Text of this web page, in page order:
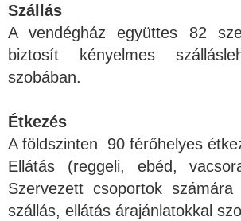
Szállás
A vendégház együttes 82
biztosít kényelmes
szobában.
Étkezés
A földszinten 90 férőhelyes
Ellátás (reggeli, ebéd,
Szervezett csoportok számára
szállás, ellátás árajánlatokkal